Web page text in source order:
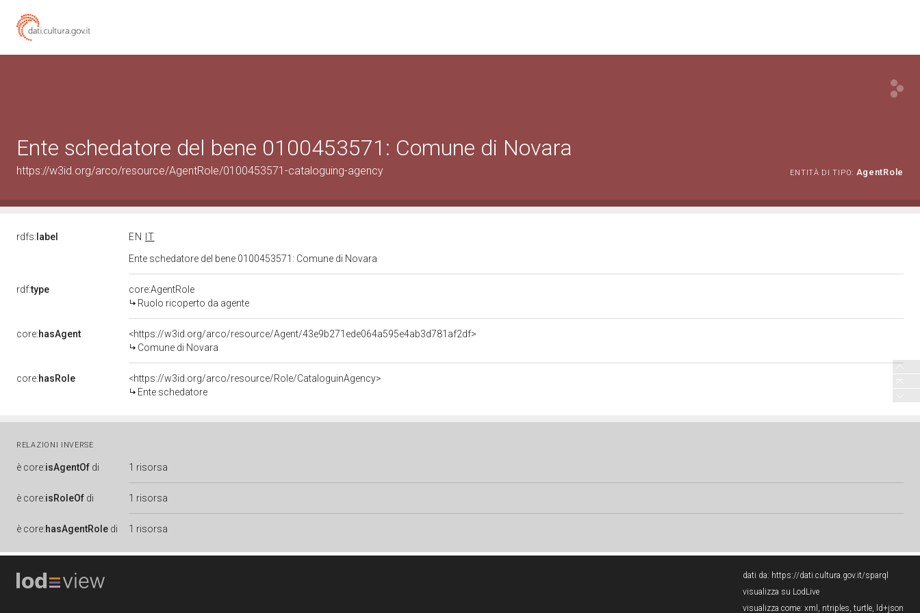
Ente schedatore del bene 0100453571: Comune di Novara
https://w3id.org/arco/resource/AgentRole/0100453571-cataloguing-agency ENTITÀ DI TIPO: AgentRole
rdfs: label EN
IT
Ente schedatore del bene 0100453571: Comune di Novara
rdf:type
core:AgentRole
Ruolo ricoperto da agente
core:hasAgent
<https://w3id.org/arco/resource/Agent/43e9b271ede064a595e4ab3d781af2df>
Comune di Novara
core:hasRole
<https://w3id.org/arco/resource/Role/CataloguinAgency>
Ente schedatore
RELAZIONI INVERSE
è core:isAgentOf di 1 risorsa
è core:isRoleOf di 1 risorsa
è core:hasAgentRole di 1 risorsa
dati da: https://dati.cultura.gov.it/sparql
visualizza su LodLive
visualizza come: xml , ntriples, turtle, ld+json